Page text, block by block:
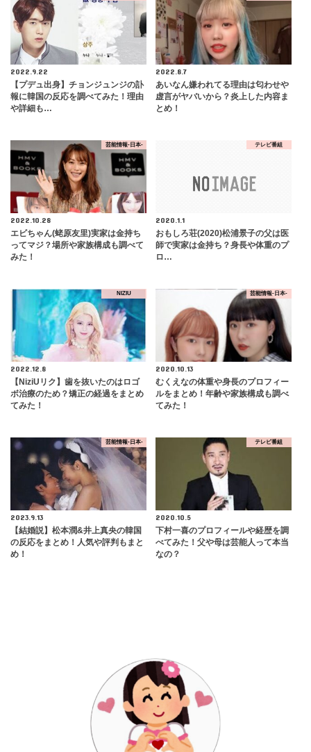
2022.9.22
【プデュ出身】チョンジュンジの訃
報に韓国の反応を調べてみた！理由
や詳細も…
2022.8.7
あいなん嫌われてる理由は匂わせや
虚言がヤバいから？炎上した内容ま
とめ！
芸能情報-日本-
2022.10.28
エビちゃん(蛯原友里)実家は金持ち
ってマジ？場所や家族構成も調べて
みた！
テレビ番組
2020.1.1
おもしろ荘(2020)松浦景子の父は医
師で実家は金持ち？身長や体重のプ
ロ…
NIZIU
2022.12.8
【NiziUリク】歯を抜いたのはロゴ
ボ治療のため？矯正の経過をまとめ
てみた！
芸能情報-日本-
2020.10.13
むくえなの体重や身長のプロフィー
ルをまとめ！年齢や家族構成も調べ
てみた！
芸能情報-日本-
2023.9.13
【結婚説】松本潤&井上真央の韓国
の反応をまとめ！人気や評判もまと
め！
テレビ番組
2020.10.5
下村一喜のプロフィールや経歴を調
べてみた！父や母は芸能人って本当
なの？